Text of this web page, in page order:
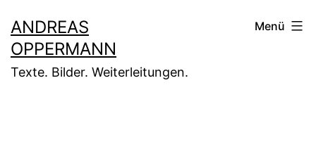
Inhalt
springen
ANDREAS
OPPERMANN
Texte. Bilder. Weiterleitungen.
Menü